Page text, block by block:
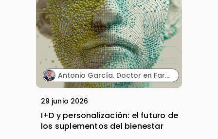
Antonio García. Doctor en Farmacia y Director Técnico. MARNYS.
29 junio 2026
I+D y personalización: el futuro de
los suplementos del bienestar